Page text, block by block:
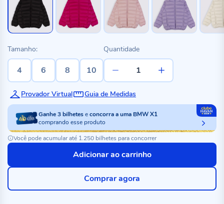
Tamanho:
4 6 8 10
Quantidade
Provador Virtual Guia de Medidas
Ganhe3bilheteseconcorra a uma BMW X1
comprando esse produto
Você pode acumular até 1.250 bilhetes para concorrer
Adicionar ao carrinho
Comprar agora